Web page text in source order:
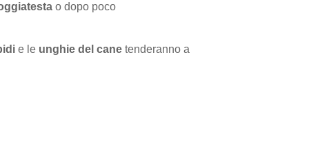
o dopo poco
e le unghie del cane tenderanno a